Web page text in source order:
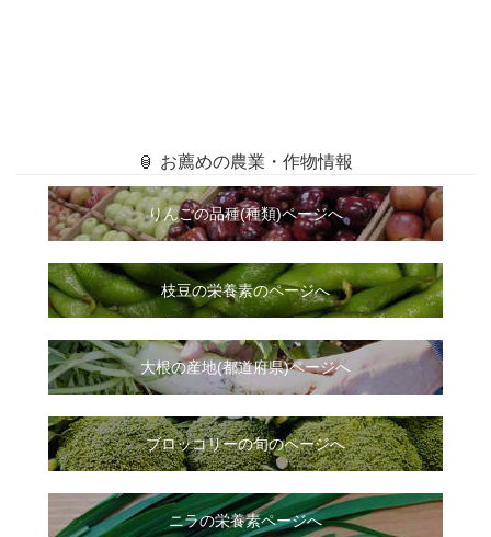
🏮 お薦めの農業・作物情報
りんごの品種(種類)ページへ
枝豆の栄養素のページへ
大根の産地(都道府県)ページへ
ブロッコリーの旬のページへ
ニラの栄養素ページへ